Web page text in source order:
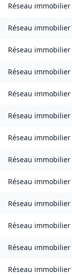
Réseau immobilier
Réseau immobilier
Réseau immobilier
Réseau immobilier
Réseau immobilier
Réseau immobilier
Réseau immobilier
Réseau immobilier
Réseau immobilier
Réseau immobilier
Réseau immobilier
Réseau immobilier
Réseau immobilier